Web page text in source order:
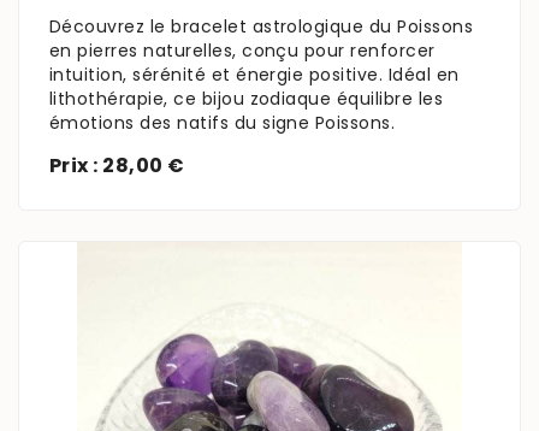
Découvrez le bracelet astrologique du Poissons
en pierres naturelles, conçu pour renforcer
intuition, sérénité et énergie positive. Idéal en
lithothérapie, ce bijou zodiaque équilibre les
émotions des natifs du signe Poissons.
Prix : 28,00 €